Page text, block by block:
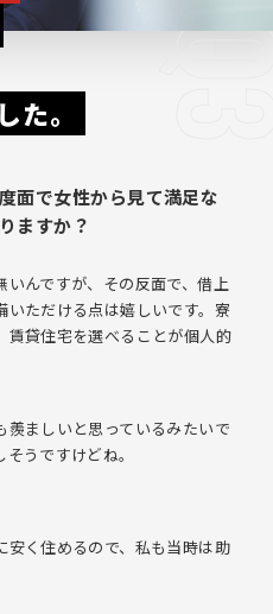
た。
面で女性から見て満足な
ますか？
いんですが、その反面で、借上
いただける点は嬉しいです。寮
賃貸住宅を選べることが個人的
羨ましいと思っているみたいで
うですけどね。
安く住めるので、私も当時は助